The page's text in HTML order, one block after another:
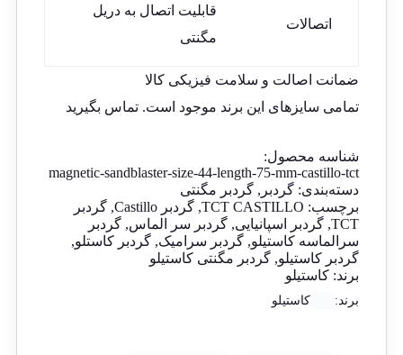
اتصالات
قابلیت اتصال به دریل
مگنتی
ضمانت اصالت و سلامت فیزیکی کالا
تمامی سایزهای این برند موجود است. تماس بگیرید
شناسه محصول:
magnetic-sandblaster-size-44-length-75-mm-castillo-tct
دسته‌بندی: گردبر , گردبر مگنتی
برچسب: TCT CASTILLO
, گردبر Castillo , گردبر
TCT
, گردبر اسپانیایی, گردبر سر الماس, گردبر
سرالماسه کاستیلو, گردبر سرامیک, گردبر کاستلو,
گردبر کاستیلو, گردبر مگنتی کاستیلو
برند: کاستیلو
برند: کاستیلو